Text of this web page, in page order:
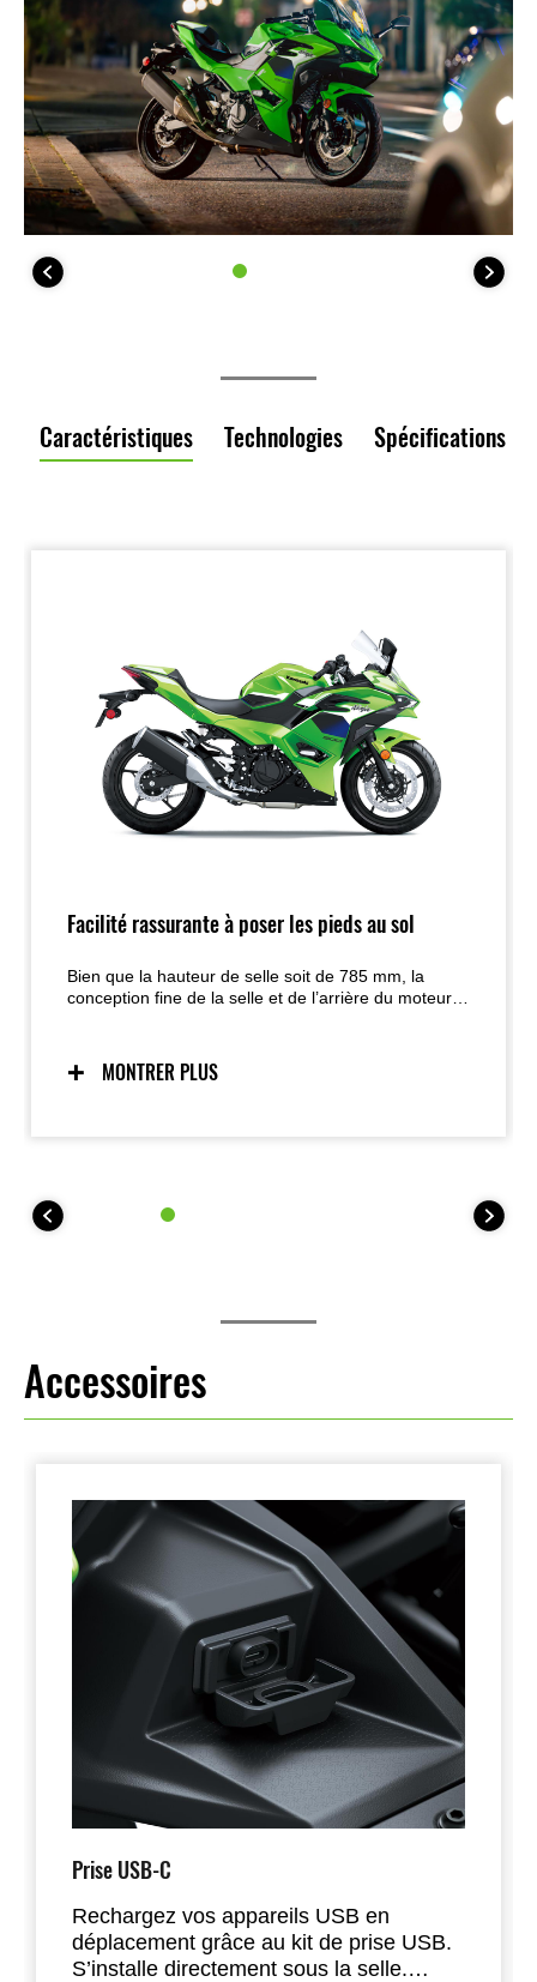
Caractéristiques Technologies Spécifications
Facilité rassurante à poser les pieds au sol
Bien que la hauteur de selle soit de 785 mm, la
conception fine de la selle et de l’arrière du moteur
selle offre un rembourrage généreux à l’avant sans
compromettre l’accès confortable au sol, permettant
MONTRER PLUS
Accessoires
Prise USB-C
Rechargez vos appareils USB en
déplacement grâce au kit de prise USB.
S’installe directement sous la selle.